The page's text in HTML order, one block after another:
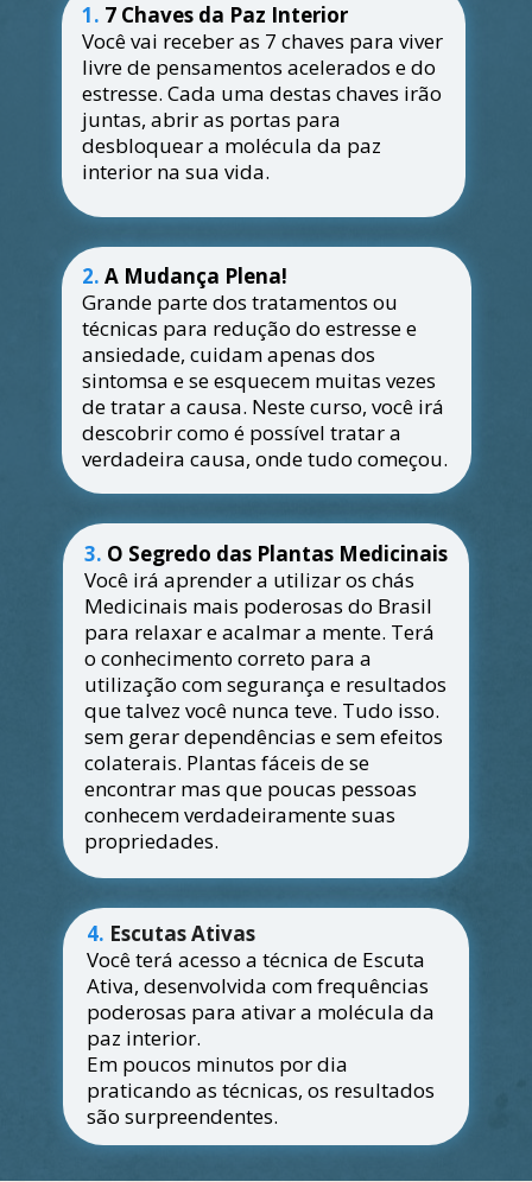
1. 7 Chaves da Paz Interior
Você vai receber as 7 chaves para viver
livre de pensamentos acelerados e do
estresse. Cada uma destas chaves irão
juntas, abrir as portas para
desbloquear a molécula da paz
interior na sua vida.
2. A Mudança Plena!
Grande parte dos tratamentos ou
técnicas para redução do estresse e
ansiedade, cuidam apenas dos
sintomsa e se esquecem muitas vezes
de tratar a causa. Neste curso, você irá
descobrir como é possível tratar a
verdadeira causa, onde tudo começou.
3. O Segredo das Plantas Medicinais
Você irá aprender a utilizar os chás
Medicinais mais poderosas do Brasil
para relaxar e acalmar a mente. Terá
o conhecimento correto para a
utilização com segurança e resultados
que talvez você nunca teve. Tudo isso.
sem gerar dependências e sem efeitos
colaterais. Plantas fáceis de se
encontrar mas que poucas pessoas
conhecem verdadeiramente suas
propriedades.
4. Escutas Ativas
Você terá acesso a técnica de Escuta
Ativa, desenvolvida com frequências
poderosas para ativar a molécula da
paz interior.
Em poucos minutos por dia
praticando as técnicas, os resultados
são surpreendentes.